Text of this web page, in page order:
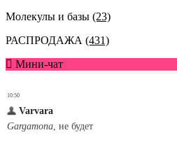
Молекулы и базы (23)
РАСПРОДАЖА (431)
Мини-чат